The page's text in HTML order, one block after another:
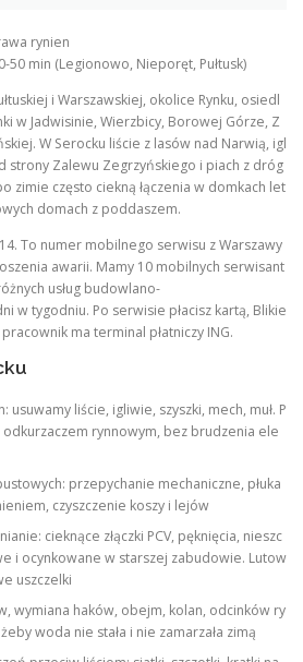
rynien
min (Legionowo, Nieporęt, Pułtusk)
i Warszawskiej, okolice Rynku, osiedl
w Jadwisinie, Wierzbicy, Borowej Górze, Z
W Serocku liście z lasów nad Narwią, igl
strony Zalewu Zegrzyńskiego i piach z dróg
zimie często ciekną łączenia w domkach let
domach z poddaszem.
To numer mobilnego serwisu z Warszawy
awarii. Mamy 10 mobilnych serwisant
usług budowlano-
w tygodniu. Po serwisie płacisz kartą, Blikie
ma terminal płatniczy ING.
usuwamy liście, igliwie, szyszki, mech, muł. P
odkurzaczem rynnowym, bez brudzenia ele
przepychanie mechaniczne, płuka
czyszczenie koszy i lejów
cieknące złączki PCV, pęknięcia, nieszc
i ocynkowane w starszej zabudowie. Lutow
uszczelki
wymiana haków, obejm, kolan, odcinków ry
woda nie stała i nie zamarzała zimą